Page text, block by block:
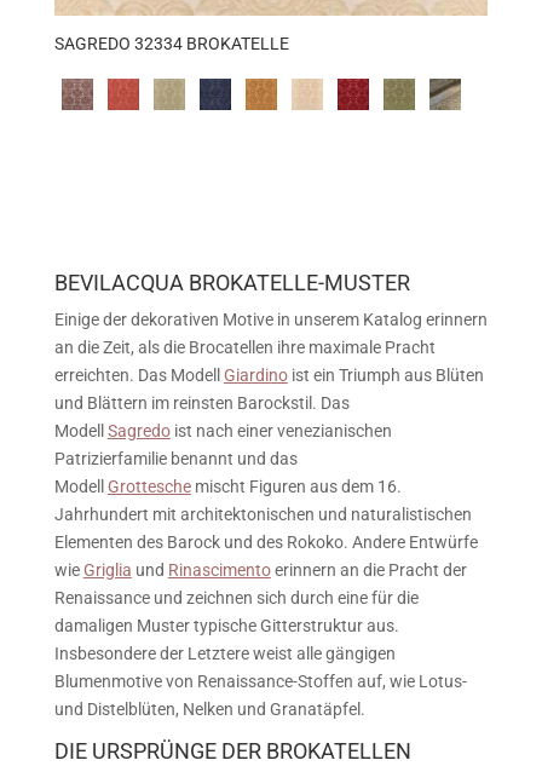
SAGREDO 32334 BROKATELLE
BEVILACQUA BROKATELLE-MUSTER
Einige der dekorativen Motive in unserem Katalog erinnern
an die Zeit, als die Brocatellen ihre maximale Pracht
erreichten. Das Modell Giardinoist ein Triumph aus Blüten
und Blättern im reinsten Barockstil. Das
Modell Sagredoist nach einer venezianischen
Patrizierfamilie benannt und das
Modell Grotteschemischt Figuren aus dem 16.
Jahrhundert mit architektonischen und naturalistischen
Elementen des Barock und des Rokoko. Andere Entwürfe
wieGriglia und Rinascimentoerinnern an die Pracht der
Renaissance und zeichnen sich durch eine für die
damaligen Muster typische Gitterstruktur aus.
Insbesondere der Letztere weist alle gängigen
Blumenmotive von Renaissance-Stoffen auf, wie Lotus-
und Distelblüten, Nelken und Granatäpfel.
DIE URSPRÜNGE DER BROKATELLEN